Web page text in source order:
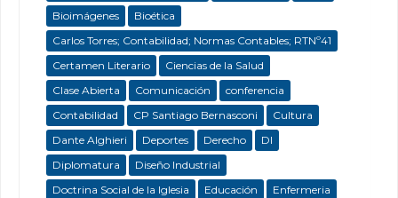
Bioimágenes
Bioética
Carlos Torres; Contabilidad; Normas Contables; RTNº41
Certamen Literario
Ciencias de la Salud
Clase Abierta
Comunicación
conferencia
Contabilidad
CP Santiago Bernasconi
Cultura
Dante Alghieri
Deportes Derecho
DI
Diplomatura
Diseño Industrial
Doctrina Social de la Iglesia
Educación
Enfermeria